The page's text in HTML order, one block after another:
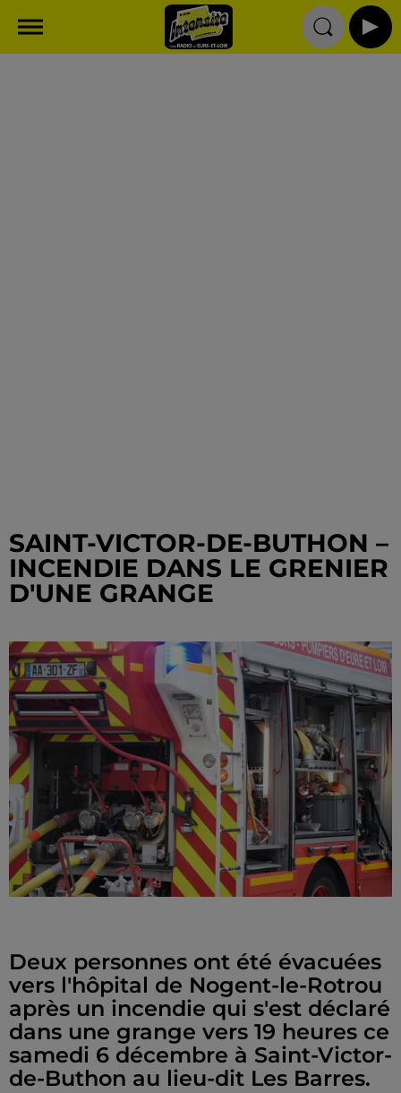
SAINT-VICTOR-DE-BUTHON –
INCENDIE DANS LE GRENIER
D'UNE GRANGE
Deux personnes ont été évacuées
vers l'hôpital de Nogent-le-Rotrou
après un incendie qui s'est déclaré
dans une grange vers 19 heures ce
samedi 6 décembre à Saint-Victor-
de-Buthon au lieu-dit Les Barres.